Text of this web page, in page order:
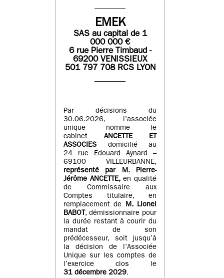
EMEK
SASau capital de 1
000 000€
6 rue Pierre Timbaud -
69200 VENISSIEUX
501 797 708 RCS LYON
Par décisions du
30.06.2026, l’associée
unique nomme le
cabinet ANCETTE ET
ASSOCIES
domicilié au
24 rue Edouard Aynard –
69100 VILLEURBANNE,
représenté par M.Pierre-
Jérôme ANCETTE, en qualité
de Commissaire aux
Comptes titulaire, en
remplacement de M.Lionel
BABOT , démissionnaire pour
la durée restant à courir du
mandat de son
prédécesseur, soit jusqu’à
la décision de l’Associée
Unique sur les comptes de
l’exercice clos le
31 décembre 2029.